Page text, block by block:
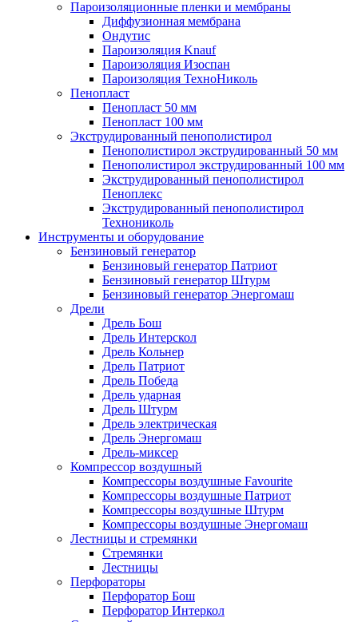
Пароизоляционные пленки и мембраны
Диффузионная мембрана
Ондутис
Пароизоляция Knauf
Пароизоляция Изоспан
Пароизоляция ТехноНиколь
Пенопласт
Пенопласт 50 мм
Пенопласт 100 мм
Экструдированный пенополистирол
Пенополистирол экструдированный 50 мм
Пенополистирол экструдированный 100 мм
Экструдированный пенополистирол
Пеноплекс
Экструдированный пенополистирол
Технониколь
Инструменты и оборудование
Бензиновый генератор
Бензиновый генератор Патриот
Бензиновый генератор Штурм
Бензиновый генератор Энергомаш
Дрели
Дрель Бош
Дрель Интерскол
Дрель Кольнер
Дрель Патриот
Дрель Победа
Дрель ударная
Дрель Штурм
Дрель электрическая
Дрель Энергомаш
Дрель-миксер
Компрессор воздушный
Компрессоры воздушные Favourite
Компрессоры воздушные Патриот
Компрессоры воздушные Штурм
Компрессоры воздушные Энергомаш
Лестницы и стремянки
Стремянки
Лестницы
Перфораторы
Перфоратор Бош
Перфоратор Интеркол